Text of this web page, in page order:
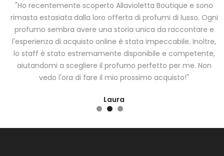
"Ho recentemente scoperto Allavioletta Boutique e sono
rimasta estasiata dalla loro offerta di profumi di lusso. Ogni
profumo sembra avere una storia unica da raccontare e
l'esperienza di acquisto online è stata impeccabile. Inoltre,
lo staff è stato estremamente disponibile e competente,
aiutandomi a scegliere il profumo perfetto per me. Non
vedo l'ora di fare il mio prossimo acquisto!"
Laura